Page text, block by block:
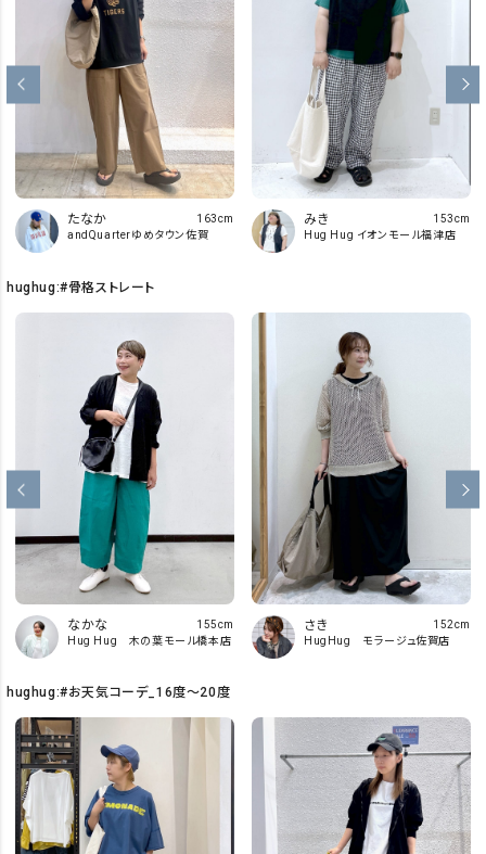
たなか
andQuarterゆめタウン佐賀
163cm みき
Hug Hug イオンモール福津店
153cm
hughug:#骨格ストレート
なかな
Hug Hug 木の葉モール橋本店
155cm さき
HugHug モラージュ佐賀店
152cm
hughug:#お天気コーデ_16度～20度